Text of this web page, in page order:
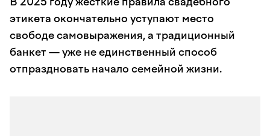
этикета окончательно уступают место
свободе самовыражения, а традиционный
банкет — уже не единственный способ
отпраздновать начало семейной жизни.